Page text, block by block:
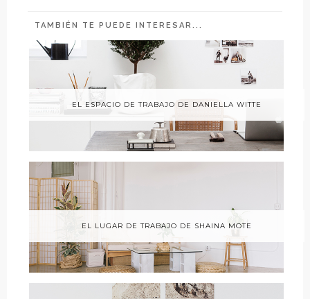
TAMBIÉN TE PUEDE INTERESAR...
EL ESPACIO DE TRABAJO DE DANIELLA WITTE
EL LUGAR DE TRABAJO DE SHAINA MOTE